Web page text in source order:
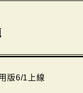
版6/1上線